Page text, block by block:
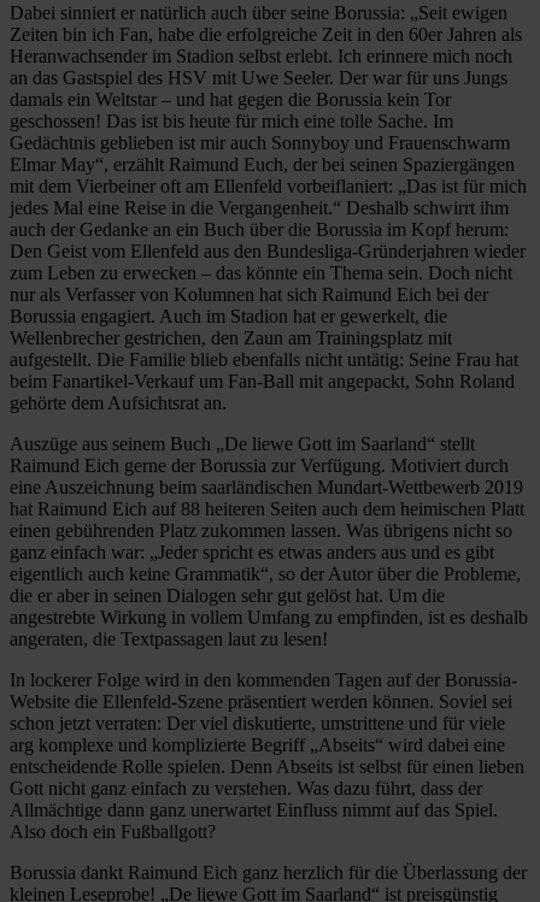
Dabei sinniert er natürlich auch über seine Borussia: „Seit ewigen
Zeiten bin ich Fan, habe die erfolgreiche Zeit in den 60er Jahren als
Heranwachsender im Stadion selbst erlebt. Ich erinnere mich noch
an das Gastspiel des HSV mit Uwe Seeler. Der war für uns Jungs
damals ein Weltstar – und hat gegen die Borussia kein Tor
geschossen! Das ist bis heute für mich eine tolle Sache. Im
Gedächtnis geblieben ist mir auch Sonnyboy und Frauenschwarm
Elmar May“, erzählt Raimund Euch, der bei seinen Spaziergängen
mit dem Vierbeiner oft am Ellenfeld vorbeiflaniert: „Das ist für mich
jedes Mal eine Reise in die Vergangenheit.“ Deshalb schwirrt ihm
auch der Gedanke an ein Buch über die Borussia im Kopf herum:
Den Geist vom Ellenfeld aus den Bundesliga-Gründerjahren wieder
zum Leben zu erwecken – das könnte ein Thema sein. Doch nicht
nur als Verfasser von Kolumnen hat sich Raimund Eich bei der
Borussia engagiert. Auch im Stadion hat er gewerkelt, die
Wellenbrecher gestrichen, den Zaun am Trainingsplatz mit
aufgestellt. Die Familie blieb ebenfalls nicht untätig: Seine Frau hat
beim Fanartikel-Verkauf um Fan-Ball mit angepackt, Sohn Roland
gehörte dem Aufsichtsrat an.
Auszüge aus seinem Buch „De liewe Gott im Saarland“ stellt
Raimund Eich gerne der Borussia zur Verfügung. Motiviert durch
eine Auszeichnung beim saarländischen Mundart-Wettbewerb 2019
hat Raimund Eich auf 88 heiteren Seiten auch dem heimischen Platt
einen gebührenden Platz zukommen lassen. Was übrigens nicht so
ganz einfach war: „Jeder spricht es etwas anders aus und es gibt
eigentlich auch keine Grammatik“, so der Autor über die Probleme,
die er aber in seinen Dialogen sehr gut gelöst hat. Um die
angestrebte Wirkung in vollem Umfang zu empfinden, ist es deshalb
angeraten, die Textpassagen laut zu lesen!
In lockerer Folge wird in den kommenden Tagen auf der Borussia-
Website die Ellenfeld-Szene präsentiert werden können. Soviel sei
schon jetzt verraten: Der viel diskutierte, umstrittene und für viele
arg komplexe und komplizierte Begriff „Abseits“ wird dabei eine
entscheidende Rolle spielen. Denn Abseits ist selbst für einen lieben
Gott nicht ganz einfach zu verstehen. Was dazu führt, dass der
Allmächtige dann ganz unerwartet Einfluss nimmt auf das Spiel.
Also doch ein Fußballgott?
Borussia dankt Raimund Eich ganz herzlich für die Überlassung der
kleinen Leseprobe! „De liewe Gott im Saarland“ ist preisgünstig